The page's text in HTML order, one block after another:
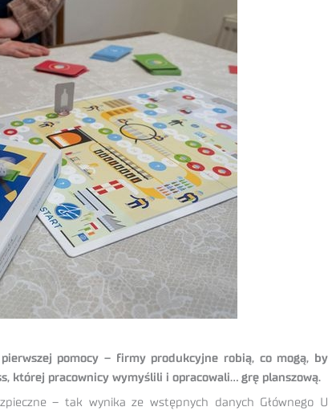
pomocy – firmy produkcyjne robią, co mogą,
której pracownicy wymyślili i opracowali… grę planszową.
– tak wynika ze wstępnych danych